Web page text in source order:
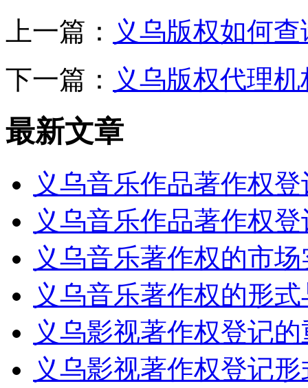
上一篇： 义乌版权如何
下一篇： 义乌版权代理
最新文章
义乌音乐作品著作权
义乌音乐作品著作权
义乌音乐著作权的市
义乌音乐著作权的形
义乌影视著作权登记
义乌影视著作权登记